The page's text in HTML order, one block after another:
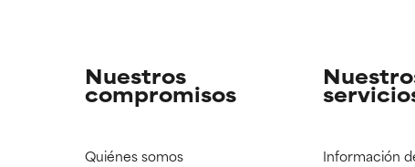
Nuestros
compromisos
Quiénes somos
Información